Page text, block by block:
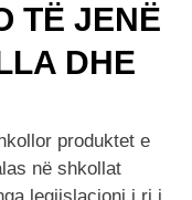
TË JENË
DHE
produktet e
në shkollat